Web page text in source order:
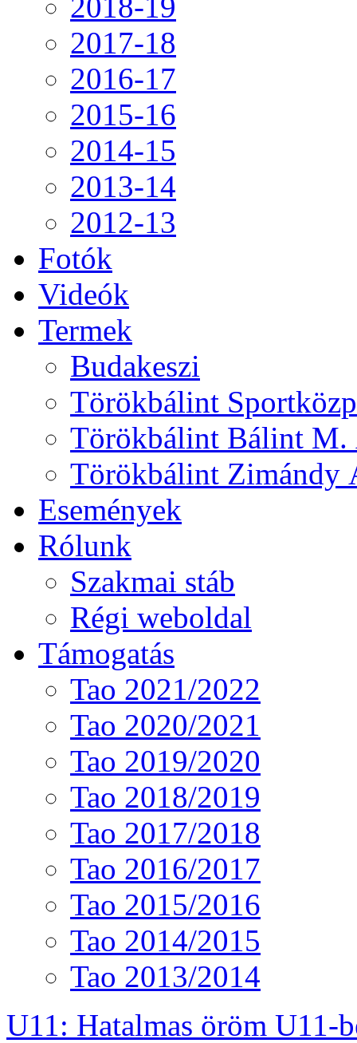
2017-18
2016-17
2015-16
2014-15
2013-14
2012-13
Fotók
Videók
Termek
Budakeszi
Törökbálint
Törökbálint Bálint
Törökbálint Zimándy
Események
Rólunk
Szakmai stáb
Régi weboldal
Támogatás
Tao 2021/2022
Tao 2020/2021
Tao 2019/2020
Tao 2018/2019
Tao 2017/2018
Tao 2016/2017
Tao 2015/2016
Tao 2014/2015
Tao 2013/2014
U11: Hatalmas öröm U11-